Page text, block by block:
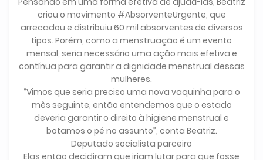
criou o movimento #AbsorventeUrgente, que
arrecadou e distribuiu 60 mil absorventes de diversos
tipos. Porém, como a menstruação é um evento
mensal, seria necessário uma ação mais efetiva e
contínua para garantir a dignidade menstrual dessas
mulheres.
“Vimos que seria preciso uma nova vaquinha para o
mês seguinte, então entendemos que o estado
deveria garantir o direito à higiene menstrual e
botamos o pé no assunto”, conta Beatriz.
Deputado socialista parceiro
Elas então decidiram que iriam lutar para que fosse